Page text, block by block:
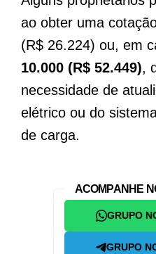
ao obter uma
(R$ 26.224) ou, em
10.000 (R$ 52.449),
necessidade de
elétrico ou do
de carga.
ACOMPANHE
GRUPO
GRUPO